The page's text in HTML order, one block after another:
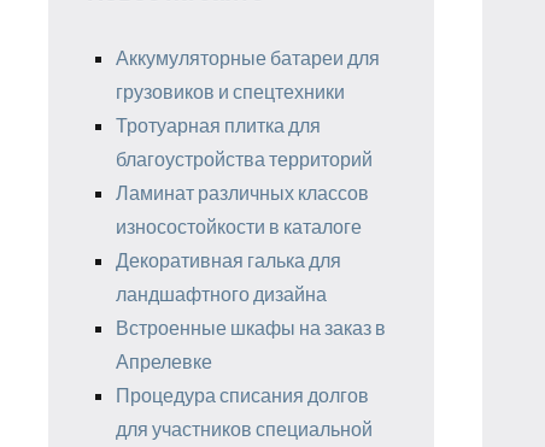
Аккумуляторные батареи для
грузовиков и спецтехники
Тротуарная плитка для
благоустройства территорий
Ламинат различных классов
износостойкости в каталоге
Декоративная галька для
ландшафтного дизайна
Встроенные шкафы на заказ в
Апрелевке
Процедура списания долгов
для участников специальной